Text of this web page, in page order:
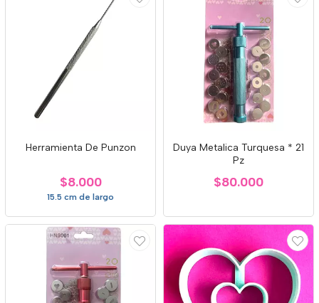
Herramienta De Punzon
$8.000
15.5 cm de largo
Duya Metalica Turquesa * 21
Pz
$80.000